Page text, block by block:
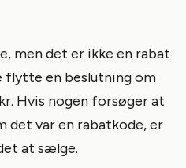
men det er ikke en rabat
flytte en beslutning om
Hvis nogen forsøger at
det var en rabatkode, er
at sælge.